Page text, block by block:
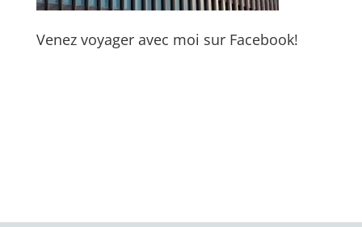
Venez voyager avec moi sur Facebook!